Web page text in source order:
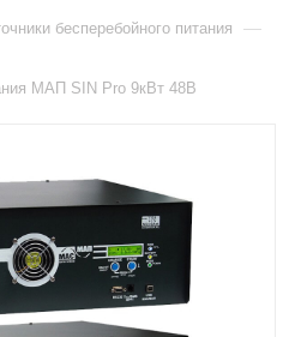
бесперебойного питания —
МАП SIN Pro 9кВт 48В